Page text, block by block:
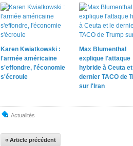
Karen Kwiatkowski :
l'armée américaine
s'effondre, l'économie
s'écroule
Max Blumenthal
explique l'attaque
hybride à Ceuta
dernier TACO de
sur l'Iran
Actualités
« Article précédent